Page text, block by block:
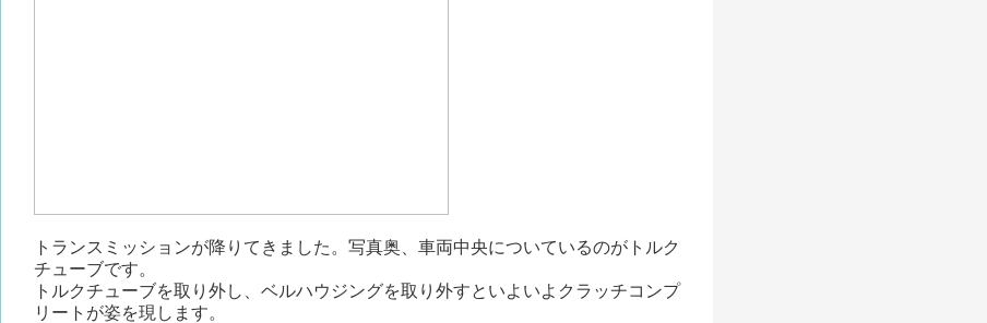
トランスミッションが降りてきました。写真奥、車両中央についているのがトルク
チューブです。
トルクチューブを取り外し、ベルハウジングを取り外すといよいよクラッチコンプ
リートが姿を現します。